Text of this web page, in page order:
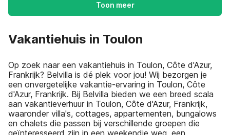
Toon meer
Vakantiehuis in Toulon
Op zoek naar een vakantiehuis in Toulon, Côte d'Azur,
Frankrijk? Belvilla is dé plek voor jou! Wij bezorgen je
een onvergetelijke vakantie-ervaring in Toulon, Côte
d'Azur, Frankrijk. Bij Belvilla bieden we een breed scala
aan vakantieverhuur in Toulon, Côte d'Azur, Frankrijk,
waaronder villa's, cottages, appartementen, bungalows
en chalets die passen bij verschillende groepen die
geïnteresseerd zijn in een weekendje weg, een